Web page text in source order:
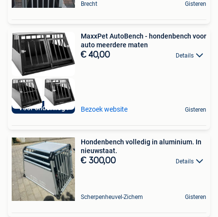
Brecht Gisteren
Voor onderweg !
MaxxPet AutoBench - hondenbench voor
auto meerdere maten
€ 40,00 Details
Bezoek website Gisteren
Hondenbench volledig in aluminium. In
nieuwstaat.
€ 300,00 Details
Scherpenheuvel-Zichem Gisteren